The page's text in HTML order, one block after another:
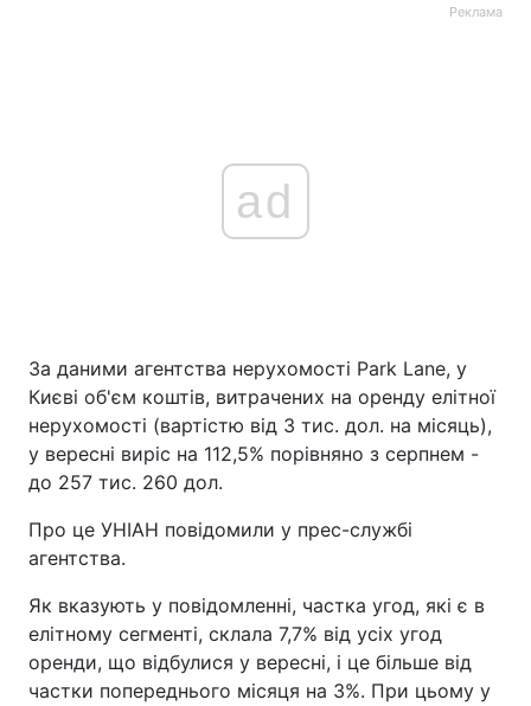
Реклама
ad
За даними агентства нерухомості Park Lane, у
Києві об'єм коштів, витрачених на оренду елітної
нерухомості (вартістю від 3 тис. дол. на місяць),
у вересні виріс на 112,5% порівняно з серпнем -
до 257 тис. 260 дол.
Про це УНІАН повідомили у прес-службі
агентства.
Як вказують у повідомленні, частка угод, які є в
елітному сегменті, склала 7,7% від усіх угод
оренди, що відбулися у вересні, і це більше від
частки попереднього місяця на 3%. При цьому у